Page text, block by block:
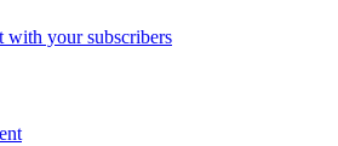
with your subscribers